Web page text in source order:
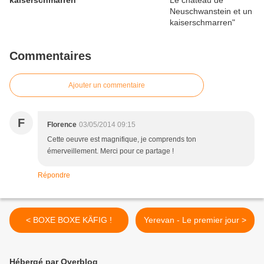
Commentaires
Ajouter un commentaire
F Florence 03/05/2014 09:15
Cette oeuvre est magnifique, je comprends ton
émerveillement. Merci pour ce partage !
Répondre
< BOXE BOXE KÄFIG ! Yerevan - Le premier jour >
Hébergé par Overblog